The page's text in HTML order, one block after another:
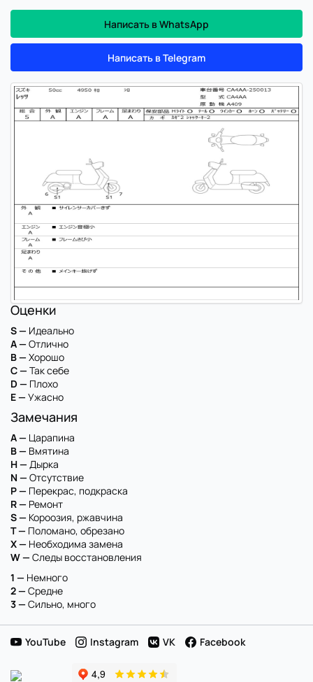
Написать в WhatsApp
Написать в Telegram
Оценки
S — Идеально
A — Отлично
B — Хорошо
C — Так себе
D — Плохо
E — Ужасно
Замечания
A — Царапина
B — Вмятина
H — Дырка
N — Отсутствие
P — Перекрас, подкраска
R — Ремонт
S — Короозия, ржавчина
T — Поломано, обрезано
X — Необходима замена
W — Следы восстановления
1 — Немного
2 — Средне
3 — Сильно, много
YouTube Instagram VK Facebook